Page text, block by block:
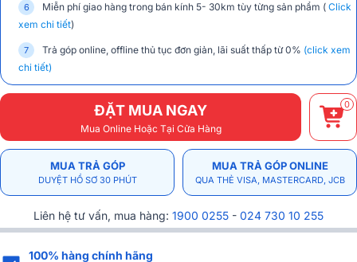
Miễn phí giao hàng trong bán kính 5- 30km tùy từng sản phẩm ( Click
xem chi tiết)
Trả góp online, offline thủ tục đơn giản, lãi suất thấp từ 0% (click xem
chi tiết)
ĐẶT MUA NGAY
Mua Online Hoặc Tại Cửa Hàng
0
MUA TRẢ GÓP
DUYỆT HỒ SƠ 30 PHÚT
MUA TRẢ GÓP ONLINE
QUA THẺ VISA, MASTERCARD, JCB
Liên hệ tư vấn, mua hàng: 1900 0255 - 024 730 10 255
100% hàng chính hãng